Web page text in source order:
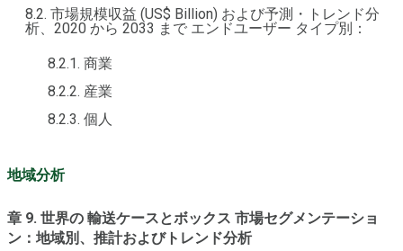
8.2. 市場規模収益 (US$ Billion) および予測・トレンド分
析、2020 から 2033 まで エンドユーザー タイプ別：
8.2.1. 商業
8.2.2. 産業
8.2.3. 個人
地域分析
章 9. 世界の 輸送ケースとボックス 市場セグメンテーショ
ン：地域別、推計およびトレンド分析